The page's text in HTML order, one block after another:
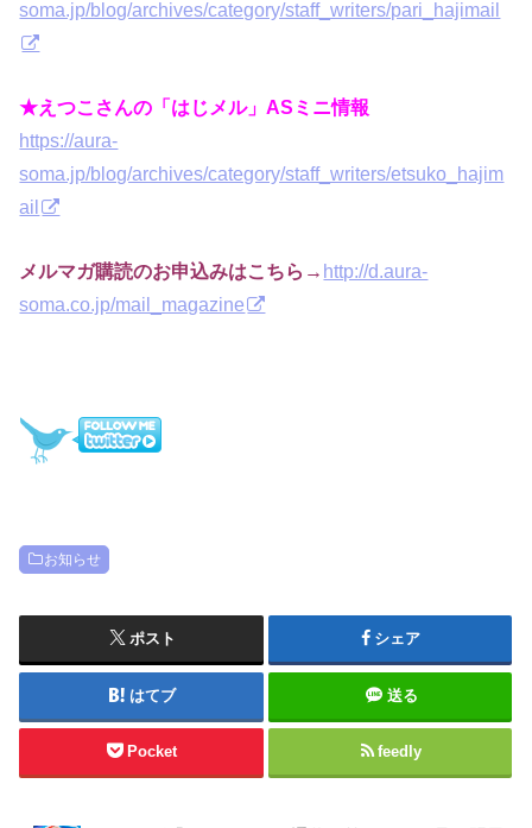
soma.jp/blog/archives/category/staff_writers/pari_hajimail
★えつこさんの「はじメル」ASミニ情報
https://aura-
soma.jp/blog/archives/category/staff_writers/etsuko_hajim
ail
メルマガ購読のお申込みはこちら→ http://d.aura-
soma.co.jp/mail_magazine
お知らせ
ポスト シェア
はてブ 送る
Pocket feedly